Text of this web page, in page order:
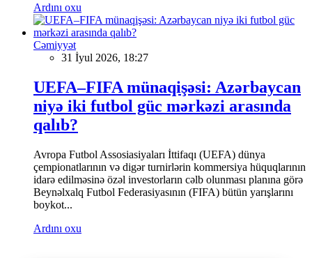
Ardını oxu
Cəmiyyət
31 İyul 2026, 18:27
UEFA–FIFA münaqişəsi: Azərbaycan
niyə iki futbol güc mərkəzi arasında
qalıb?
Avropa Futbol Assosiasiyaları İttifaqı (UEFA) dünya
çempionatlarının və digər turnirlərin kommersiya hüquqlarının
idarə edilməsinə özəl investorların cəlb olunması planına görə
Beynəlxalq Futbol Federasiyasının (FIFA) bütün yarışlarını
boykot...
Ardını oxu